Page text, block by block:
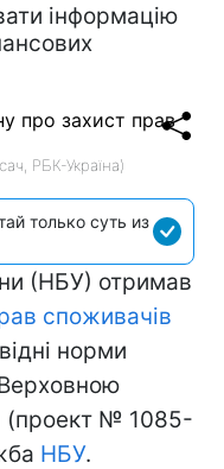
інформацію
РБК-Україна)
только суть из
(НБУ) отримав
споживачів
норми
(проект № 1085-
НБУ.